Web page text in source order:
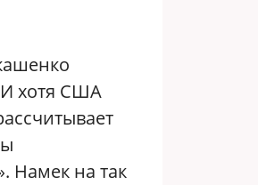
И хотя США
Намек на так